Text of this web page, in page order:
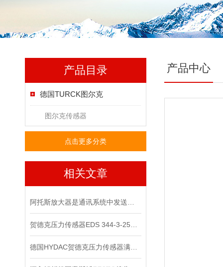
产品目录
德国TURCK图尔克
图尔克传感器
点击更多分类
相关文章
产品中心